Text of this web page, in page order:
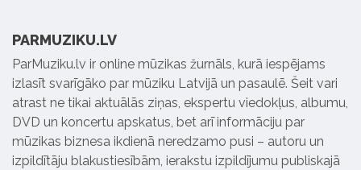
PARMUZIKU.LV
ParMuziku.lv ir online mūzikas žurnāls, kurā iespējams
izlasīt svarīgāko par mūziku Latvijā un pasaulē. Šeit vari
atrast ne tikai aktuālās ziņas, ekspertu viedokļus, albumu,
DVD un koncertu apskatus, bet arī informāciju par
mūzikas biznesa ikdienā neredzamo pusi – autoru un
izpildītāju blakustiesībām, ierakstu izpildījumu publiskajā